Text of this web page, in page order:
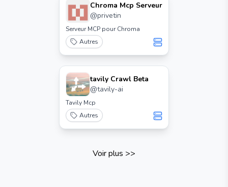
Chroma Mcp Serveur
@privetin
Serveur MCP pour Chroma
Autres
tavily Crawl Beta
@tavily-ai
Tavily Mcp
Autres
Voir plus >>